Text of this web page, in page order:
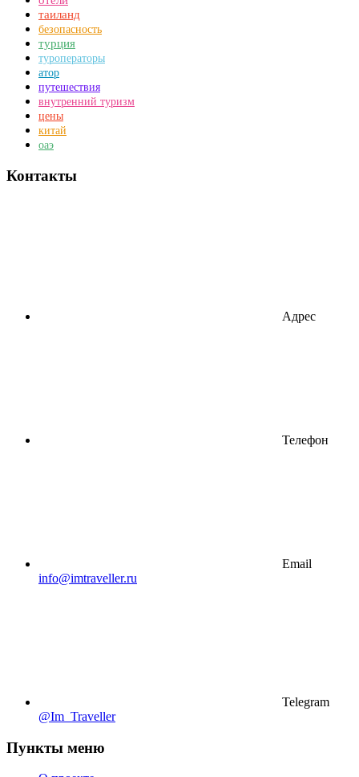
таиланд
безопасность
турция
туроператоры
атор
путешествия
внутренний туризм
цены
китай
оаэ
Контакты
Адрес
Телефон
Email
info@imtraveller.ru
Telegram
@Im_Traveller
Пункты меню